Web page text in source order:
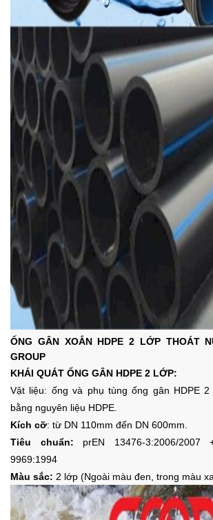
ỐNG GÂN XOẮN HDPE 2 LỚP THOÁT
GROUP
KHÁI QUÁT ỐNG GÂN HDPE 2 LỚP:
Vật liệu: ống và phụ tùng ống gân HDPE
bằng nguyên liệu HDPE.
Kích cỡ: từ DN 110mm đến DN 600mm.
Tiêu chuẩn: prEN 13476-3:2006/
9969:1994
Màu sắc: 2 lớp (Ngoài màu đen, trong màu